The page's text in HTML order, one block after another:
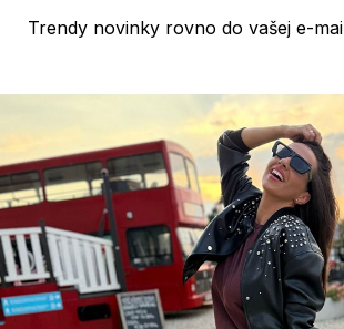
Trendy novinky rovno do vašej e-